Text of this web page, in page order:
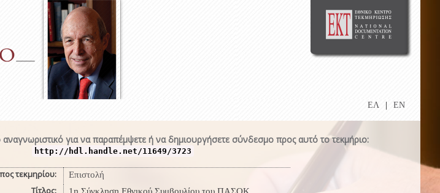
ΕΛ EN
για να παραπέμψετε ή να δημιουργήσετε σύνδεσμο προς αυτό το τεκμήριο:
http://hdl.handle.net/11649/3723
τεκμηρίου: Επιστολή
Τίτλος: